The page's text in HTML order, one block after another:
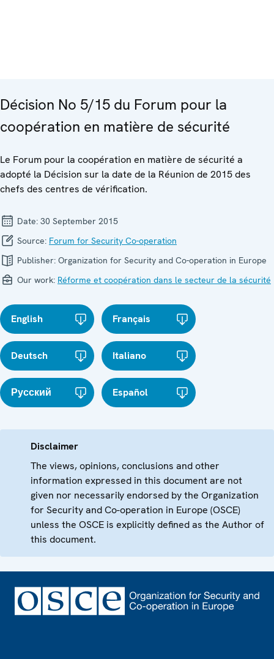
Décision No 5/15 du Forum pour la
coopération en matière de sécurité
Le Forum pour la coopération en matière de sécurité a
adopté la Décision sur la date de la Réunion de 2015 des
chefs des centres de vérification.
Date: 30 September 2015
Source: Forum for Security Co-operation
Publisher: Organization for Security and Co-operation in Europe
Our work: Réforme et coopération dans le secteur de la sécurité
English Français
Deutsch Italiano
Русский Español
Disclaimer
The views, opinions, conclusions and other
information expressed in this document are not
given nor necessarily endorsed by the Organization
for Security and Co-operation in Europe (OSCE)
unless the OSCE is explicitly defined as the Author of
this document.